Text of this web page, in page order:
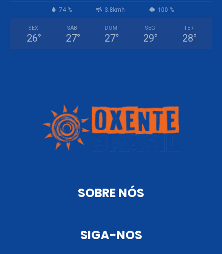
74 % 3.8kmh 100 %
SEX
26°
SÁB
27°
DOM
27°
SEG
29°
TER
28°
SOBRE NÓS
SIGA-NOS